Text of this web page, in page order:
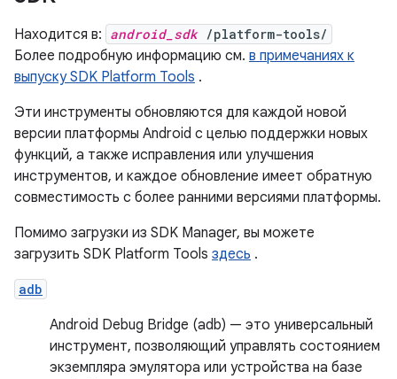
Находится в: android_sdk/platform-tools/
Более подробную информацию см. в примечаниях к
выпуску SDK Platform Tools .
Эти инструменты обновляются для каждой новой
версии платформы Android с целью поддержки новых
функций, а также исправления или улучшения
инструментов, и каждое обновление имеет обратную
совместимость с более ранними версиями платформы.
Помимо загрузки из SDK Manager, вы можете
загрузить SDK Platform Tools здесь .
adb
Android Debug Bridge (adb) — это универсальный
инструмент, позволяющий управлять состоянием
экземпляра эмулятора или устройства на базе